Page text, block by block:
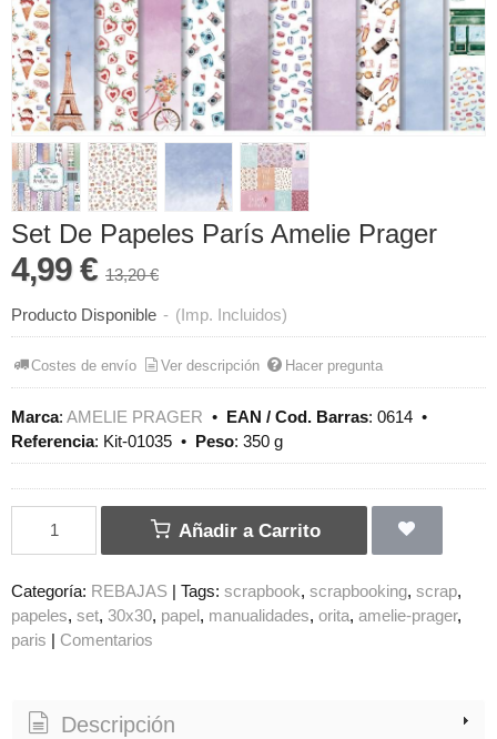
Set De Papeles París Amelie Prager
4,99 € 13,20 €
Producto Disponible - (Imp. Incluidos)
Costes de envío Ver descripción Hacer pregunta
Marca: AMELIE PRAGER • EAN / Cod. Barras: 0614 •
Referencia: Kit-01035 • Peso: 350 g
Añadir a Carrito
Categoría: REBAJAS | Tags: scrapbook scrapbooking scrap
papeles set 30x30 papel manualidades orita amelie-prager
paris | Comentarios
Descripción